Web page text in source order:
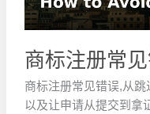
商标注册常
商标注册常见错误,从
以及让申请从提交到拿
误
及
如
何
避
免